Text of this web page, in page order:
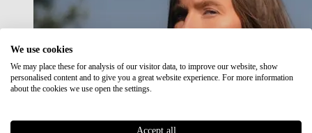
We use cookies
We may place these for analysis of our visitor data, to improve our website, show
personalised content and to give you a great website experience. For more information
about the cookies we use open the settings.
Accept all